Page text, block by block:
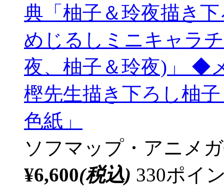
典「柚子＆玲夜描き
めじるしミニキャラ
夜、柚子＆玲夜)」 ◆
樫先生描き下ろし柚
色紙」
ソフマップ・アニメ
¥6,600(税込) 330ポイ